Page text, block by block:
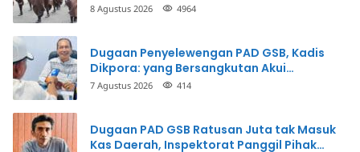
8 Agustus 2026 4964
Dugaan Penyelewengan PAD GSB, Kadis
Dikpora: yang Bersangkutan Akui
Perbuatannya dan Siap Mengembalikan
7 Agustus 2026 414
Dugaan PAD GSB Ratusan Juta tak Masuk
Kas Daerah, Inspektorat Panggil Pihak